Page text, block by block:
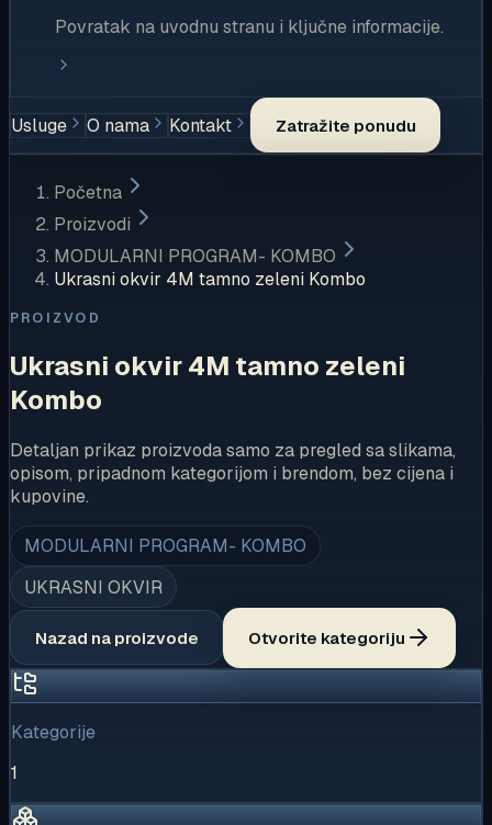
Povratak na uvodnu stranu i ključne informacije.
Usluge O nama Kontakt Zatražite ponudu
Početna
Proizvodi
MODULARNI PROGRAM- KOMBO
Ukrasni okvir 4M tamno zeleni Kombo
PROIZVOD
Ukrasni okvir 4M tamno zeleni
Kombo
Detaljan prikaz proizvoda samo za pregled sa slikama,
opisom, pripadnom kategorijom i brendom, bez cijena i
kupovine.
MODULARNI PROGRAM- KOMBO
UKRASNI OKVIR
Nazad na proizvode Otvorite kategoriju
Kategorije
1